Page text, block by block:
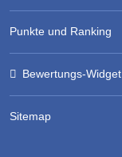
Punkte und Ranking
Bewertungs-Widget
Sitemap